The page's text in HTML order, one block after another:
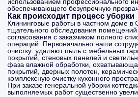
обеспечивающего безупречную
Как происходит процесс уборки
Клининговые работы в частном доме в
тщательного обследования помещений
согласования с заказчиком полного
операций. Первоначально наши
очистку: удаляют пыль с мебельных
покрытий, стеновых панелей и
фаза влажной обработки,
покрытий, дверных полотен,
комплексную очистку кухонного
При заказе генеральной уборки
выполняемых работ существенно